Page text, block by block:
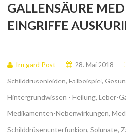
GALLENSÄURE
EINGRIFFE
Irmgard Post 28. Mai 2018
Schilddrüsenleiden, Fallbeispiel,
Hintergrundwissen - Heilung, Leber-
Medikamenten-Nebenwirkungen,
Schilddrüsenunterfunkion, Solunate,